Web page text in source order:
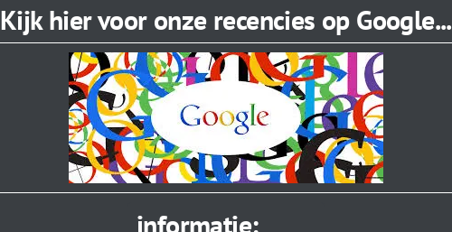
Kijk hier voor onze recencies op Google...
informatie: